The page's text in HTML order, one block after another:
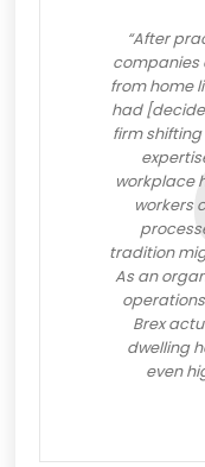
“After
companies
from home
had
firm
workplace
workers
tradition
As an
Brex
dwelling
even